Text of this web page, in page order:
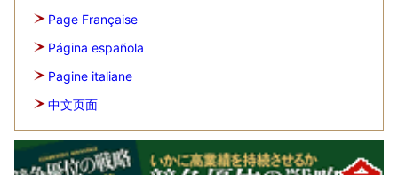
Page Française
Página española
Pagine italiane
中文页面